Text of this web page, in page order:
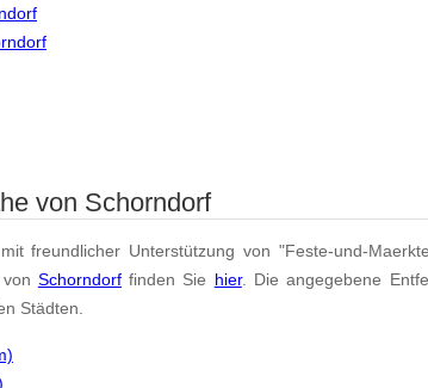
von Schorndorf
freundlicher Unterstützung von "Feste-und-
Schorndorffinden Sie hier. Die angegebene
Städten.